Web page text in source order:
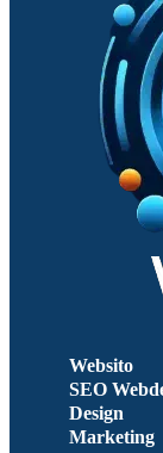
Websito
SEO
Design
Marketing